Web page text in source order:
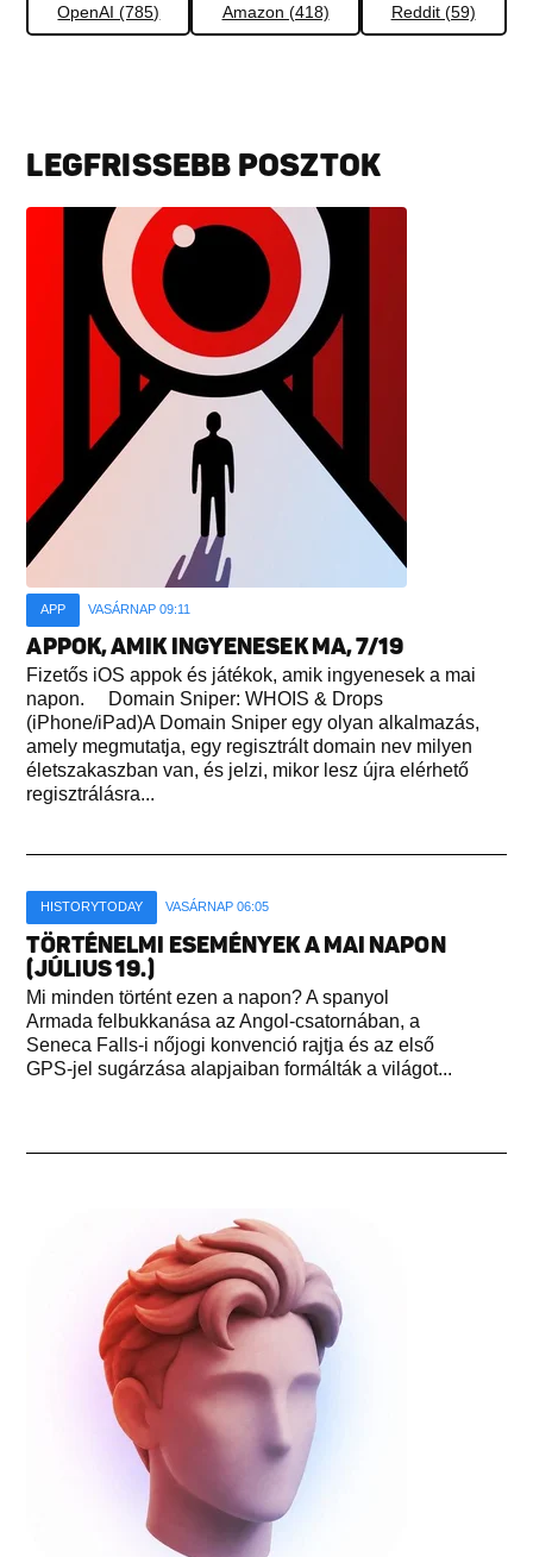
OpenAI (785) Amazon (418) Reddit (59)
LEGFRISSEBB POSZTOK
APP VASÁRNAP 09:11
APPOK, AMIK INGYENESEK MA, 7/19
Fizetős iOS appok és játékok, amik ingyenesek a mai
napon. Domain Sniper: WHOIS & Drops
(iPhone/iPad)A Domain Sniper egy olyan alkalmazás,
amely megmutatja, egy regisztrált domain nev milyen
életszakaszban van, és jelzi, mikor lesz újra elérhető
regisztrálásra...
HISTORYTODAY VASÁRNAP 06:05
TÖRTÉNELMI ESEMÉNYEK A MAI NAPON
(JÚLIUS 19.)
Mi minden történt ezen a napon? A spanyol
Armada felbukkanása az Angol-csatornában, a
Seneca Falls-i nőjogi konvenció rajtja és az első
GPS-jel sugárzása alapjaiban formálták a világot...